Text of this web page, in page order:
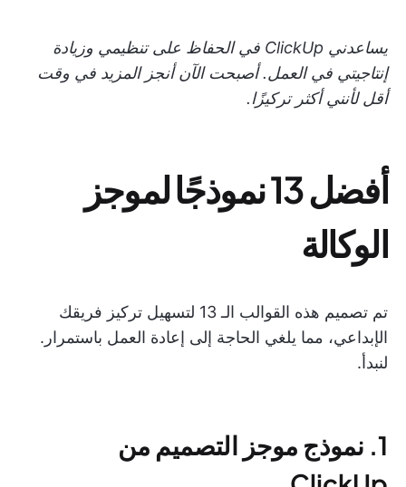
يساعدني ClickUp في الحفاظ على تنظيمي وزيادة
إنتاجيتي في العمل. أصبحت الآن أنجز المزيد في وقت
أقل لأنني أكثر تركيزًا.
أفضل 13 نموذجًا لموجز
الوكالة
تم تصميم هذه القوالب الـ 13 لتسهيل تركيز فريقك
الإبداعي، مما يلغي الحاجة إلى إعادة العمل باستمرار.
لنبدأ.
1. نموذج موجز التصميم من